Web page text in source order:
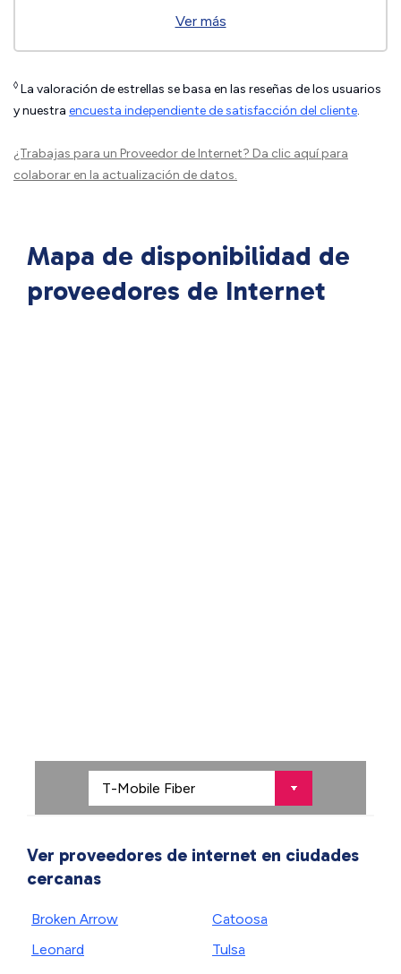
Ver más
◊ La valoración de estrellas se basa en las reseñas de los usuarios
y nuestra encuesta independiente de satisfacción del cliente.
¿Trabajas para un Proveedor de Internet? Da clic aquípara
colaborar en la actualización de datos.
Mapa de disponibilidad de
proveedores de Internet
Ver proveedores de internet en ciudades
cercanas
Broken Arrow
Leonard
Catoosa
Tulsa